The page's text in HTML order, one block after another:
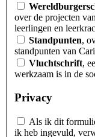
over de projecten
leerlingen en
Standpunten,
standpunten van
Vluchtschrift,
werkzaam is in de
Privacy
ik heb ingevuld,